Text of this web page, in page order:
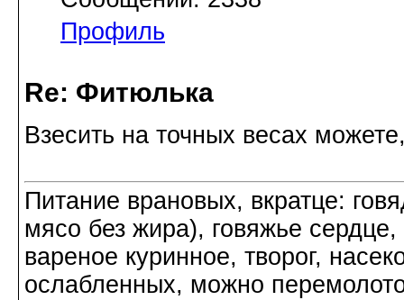
Профиль
Re: Фитюлька
Взесить на точных весах
Питание врановых, вкратце:
мясо без жира), говяжье
вареное куринное, творог,
ослабленных, можно